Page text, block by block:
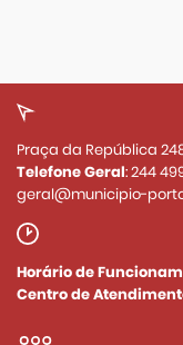
Praça da República
Telefone Geral:244
geral@municipio-
Horário de
Centro de